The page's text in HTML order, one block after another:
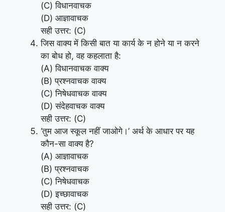
(C) विधानवाचक
(D) आज्ञावाचक
सही उत्तर: (C)
जिस वाक्य में किसी बात या कार्य के न होने या न करने
का बोध हो, वह कहलाता है:
(A) विधानवाचक वाक्य
(B) प्रश्नवाचक वाक्य
(C) निषेधवाचक वाक्य
(D) संदेहवाचक वाक्य
सही उत्तर: (C)
‘तुम आज स्कूल नहीं जाओगे।’ अर्थ के आधार पर यह
कौन-सा वाक्य है?
(A) आज्ञावाचक
(B) प्रश्नवाचक
(C) निषेधवाचक
(D) इच्छावाचक
सही उत्तर: (C)